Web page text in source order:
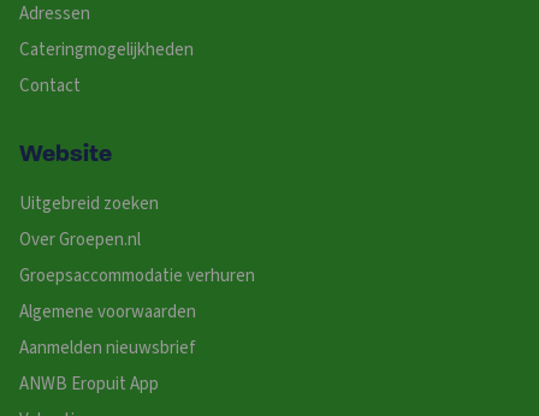
Adressen
Cateringmogelijkheden
Contact
Website
Uitgebreid zoeken
Over Groepen.nl
Groepsaccommodatie verhuren
Algemene voorwaarden
Aanmelden nieuwsbrief
ANWB Eropuit App